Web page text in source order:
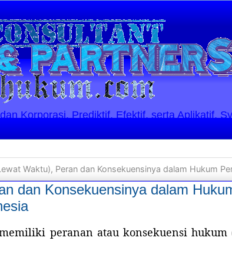
Korporasi. Prediktif, Efektif, serta Aplikatif.
Waktu), Peran dan Konsekuensinya dalam Hukum Perdana maupun
dan Konsekuensinya dalam
peranan atau konsekuensi